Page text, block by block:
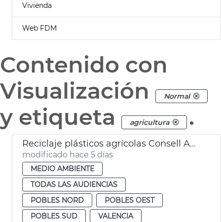
Vivienda
Web FDM
Contenido con
Visualización
Normal
y etiqueta agricultura .
Reciclaje plásticos agrícolas Consell Agrari València
modificado hace 5 días
MEDIO AMBIENTE
TODAS LAS AUDIENCIAS
POBLES NORD
POBLES OEST
POBLES SUD
VALENCIA